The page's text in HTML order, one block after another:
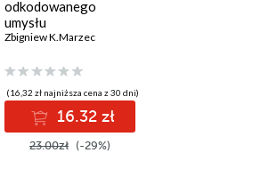
odkodowanego
umysłu
Zbigniew K.Marzec
(16,32 zł najniższa cena z 30 dni)
16.32 zł
23.00zł (-29%)